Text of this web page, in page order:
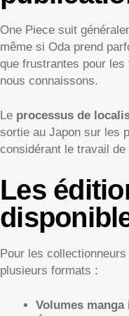
One Piece suit
même si Oda prend
que frustrantes pour
nous connaissons.
Le processus de
sortie au Japon sur les
considérant le travail de
Les
Pour les
plusieurs formats :
Volumes